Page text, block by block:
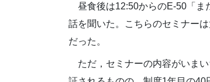
昼食後は12:50からのE-50「ま
話を聞いた。こちらのセミナー
だった。
ただ，セミナーの内容がいま